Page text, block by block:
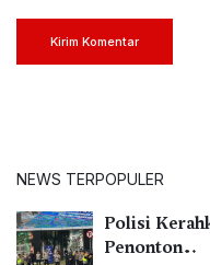
Kirim Komentar
NEWS TERPOPULER
Polisi
Penonton…